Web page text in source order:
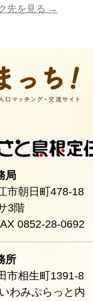
先を見る →
局
市朝日町478-18
3階
0852-28-0692
所
市相生町1391-8
わみぷらっと内